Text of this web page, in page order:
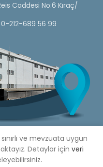
Caddesi No:6 Kıraç/
0-212-689 56 99
|Çetinkaya Pano Fiyat
ve mevzuata uygun
Detaylar için veri